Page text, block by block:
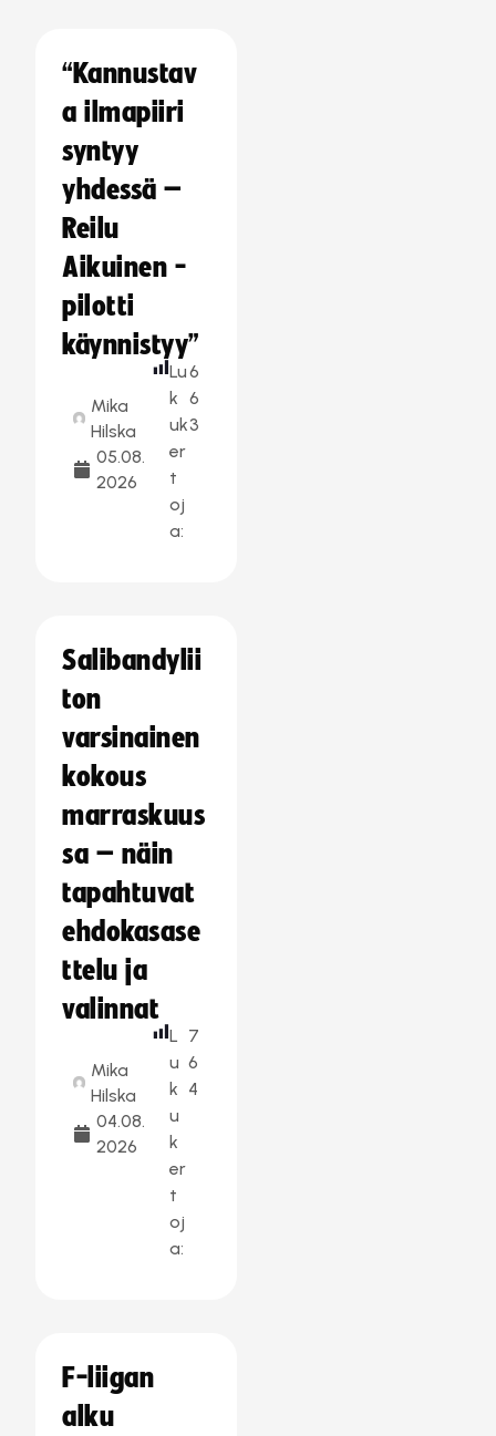
“Kannustav
a ilmapiiri
syntyy
yhdessä –
Reilu
Aikuinen -
pilotti
käynnistyy”
Mika
Hilska
05.08.
2026
Lu
k
uk
er
t
oj
a:
6
6
3
Salibandylii
ton
varsinainen
kokous
marraskuus
sa – näin
tapahtuvat
ehdokasase
ttelu ja
valinnat
Mika
Hilska
04.08.
2026
L
u
k
u
k
er
t
oj
a:
7
6
4
F-liigan
alku